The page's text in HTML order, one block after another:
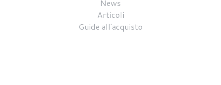
News
Articoli
Guide all'acquisto